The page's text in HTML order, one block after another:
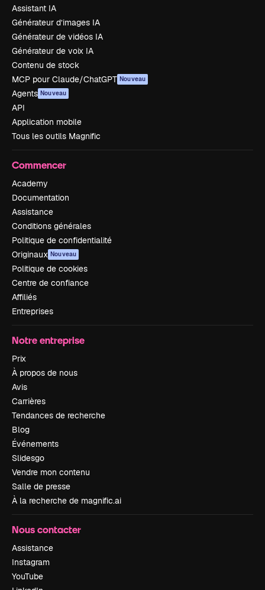
Assistant IA
Générateur d’images IA
Générateur de vidéos IA
Générateur de voix IA
Contenu de stock
MCP pour Claude/ChatGPT Nouveau
Agents Nouveau
API
Application mobile
Tous les outils Magnific
Commencer
Academy
Documentation
Assistance
Conditions générales
Politique de confidentialité
Originaux Nouveau
Politique de cookies
Centre de confiance
Affiliés
Entreprises
Notre entreprise
Prix
À propos de nous
Avis
Carrières
Tendances de recherche
Blog
Événements
Slidesgo
Vendre mon contenu
Salle de presse
À la recherche de magnific.ai
Nous contacter
Assistance
Instagram
YouTube